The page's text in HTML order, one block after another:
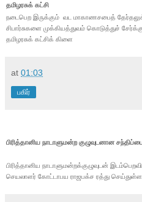
தமிழரசுக் கட்சி
நடைபெற இருக்கும் வட மாகாணசபைத்
சிபார்சுகளை முக்கியத்துவம் கொடுத்துச்
தமிழரசுக் கட்சிக் கிளை
at 01:03
பகிர்
பிரித்தானிய நாடாளுமன்ற குழுவுடனான
பிரித்தானிய நாடாளுமன்றக்குழுவுடன்
செயலாளர் கோட்டாபய ராஜபக்ச ரத்து